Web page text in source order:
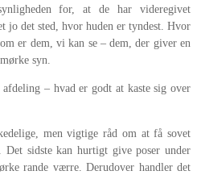
for, at de har videregivet
jo det sted, hvor huden er tyndest. Hvor
er dem, vi kan se – dem, der giver en
syn.
– hvad er godt at kaste sig over
men vigtige råd om at få sovet
sidste kan hurtigt give poser under
rande værre. Derudover handler det